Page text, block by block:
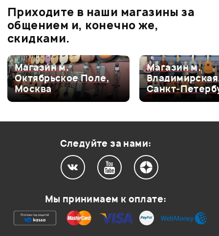
0.0
Оценка5
0
Оценка4
0
Оценка3
0
Ваша оценка:
Приходите в наши магазины за
общением и, конечно же,
скидками.
Магазин м.
Октябрьское Поле,
Москва
Магазин м.
Санкт-
Следуйте за нами:
Мы принимаем к оплате: